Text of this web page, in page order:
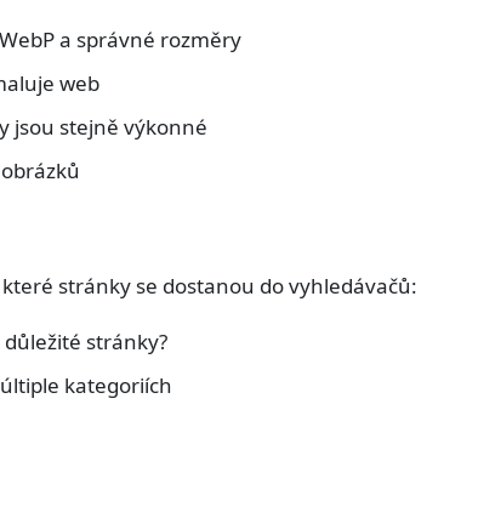
a správné rozměry
web
jsou stejně výkonné
stránky se dostanou do vyhledávačů:
stránky?
kategoriích